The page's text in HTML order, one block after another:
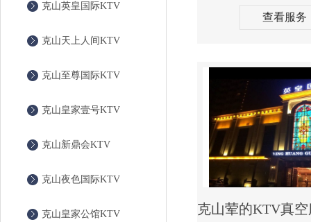
克山英皇国际KTV
克山天上人间KTV
克山至尊国际KTV
克山皇家壹号KTV
克山新鼎会KTV
克山夜色国际KTV
克山皇家公馆KTV
查看服务